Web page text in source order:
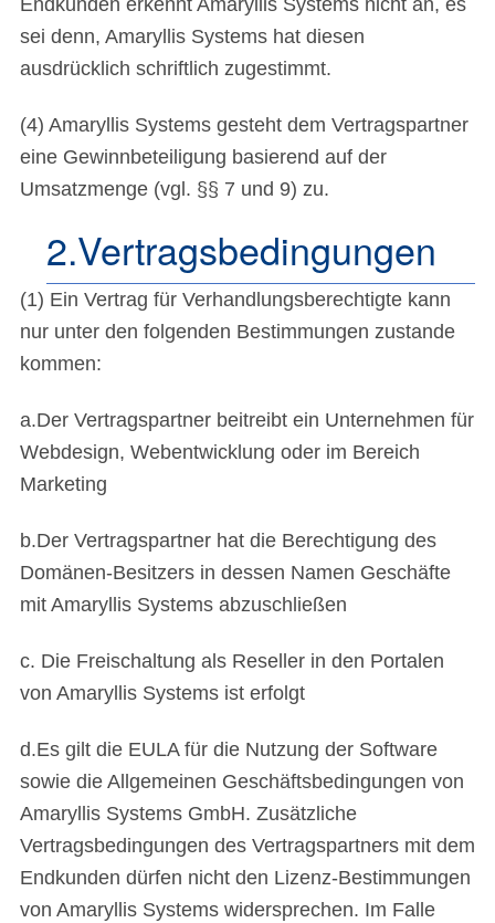
Endkunden erkennt Amaryllis Systems nicht an, es
sei denn, Amaryllis Systems hat diesen
ausdrücklich schriftlich zugestimmt.
(4) Amaryllis Systems gesteht dem Vertragspartner
eine Gewinnbeteiligung basierend auf der
Umsatzmenge (vgl. §§ 7 und 9) zu.
2.Vertragsbedingungen
(1) Ein Vertrag für Verhandlungsberechtigte kann
nur unter den folgenden Bestimmungen zustande
kommen:
a.Der Vertragspartner beitreibt ein Unternehmen für
Webdesign, Webentwicklung oder im Bereich
Marketing
b.Der Vertragspartner hat die Berechtigung des
Domänen-Besitzers in dessen Namen Geschäfte
mit Amaryllis Systems abzuschließen
c. Die Freischaltung als Reseller in den Portalen
von Amaryllis Systems ist erfolgt
d.Es gilt die EULA für die Nutzung der Software
sowie die Allgemeinen Geschäftsbedingungen von
Amaryllis Systems GmbH. Zusätzliche
Vertragsbedingungen des Vertragspartners mit dem
Endkunden dürfen nicht den Lizenz-Bestimmungen
von Amaryllis Systems widersprechen. Im Falle